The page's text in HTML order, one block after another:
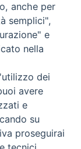
riservati - Vita
Torna
anche per
semplici",
e
nella
dei
avere
e
su
proseguirai